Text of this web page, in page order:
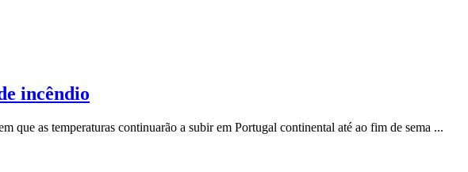
incêndio
as temperaturas continuarão a subir em Portugal continental até ao fim de sema ...